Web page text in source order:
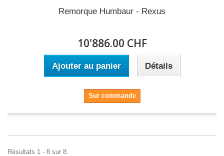
Remorque Humbaur - Rexus
10'886.00 CHF
Ajouter au panier Détails
Sur commande
Résultats 1 - 8 sur 8.